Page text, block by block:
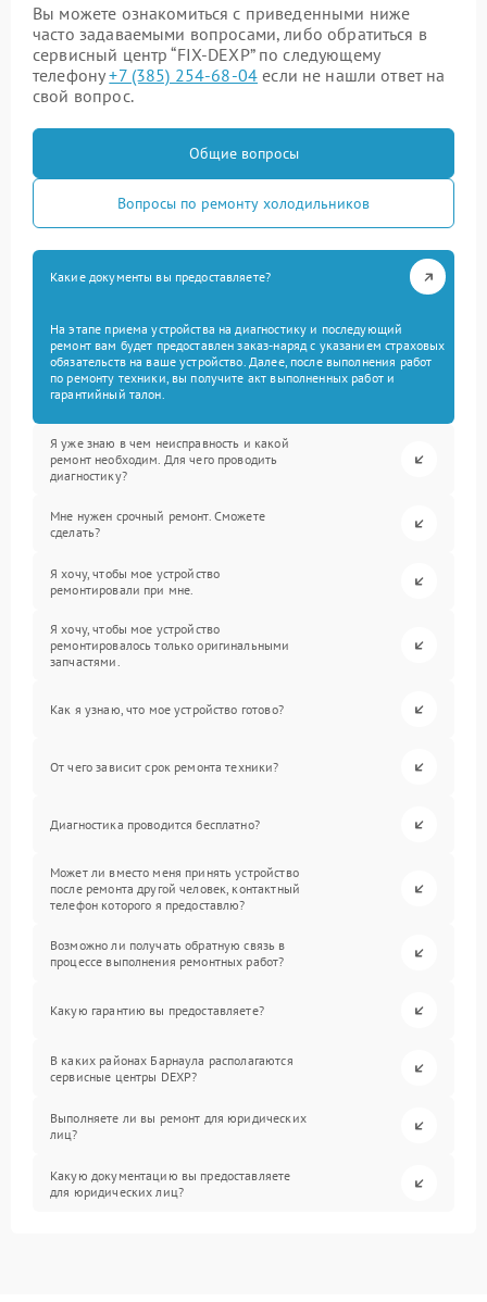
Вы можете ознакомиться с приведенными ниже
часто задаваемыми вопросами, либо обратиться в
сервисный центр “FIX-DEXP” по следующему
телефону+7 (385) 254-68-04 если не нашли ответ на
свой вопрос.
Общие вопросы
Вопросы по ремонту холодильников
Какие документы вы предоставляете?
На этапе приема устройства на диагностику и последующий
ремонт вам будет предоставлен заказ-наряд с указанием страховых
обязательств на ваше устройство. Далее, после выполнения работ
по ремонту техники, вы получите акт выполненных работ и
гарантийный талон.
Я уже знаю в чем неисправность и какой
ремонт необходим. Для чего проводить
диагностику?
Мне нужен срочный ремонт. Сможете
сделать?
Я хочу, чтобы мое устройство
ремонтировали при мне.
Я хочу, чтобы мое устройство
ремонтировалось только оригинальными
запчастями.
Как я узнаю, что мое устройство готово?
От чего зависит срок ремонта техники?
Диагностика проводится бесплатно?
Может ли вместо меня принять устройство
после ремонта другой человек, контактный
телефон которого я предоставлю?
Возможно ли получать обратную связь в
процессе выполнения ремонтных работ?
Какую гарантию вы предоставляете?
В каких районах Барнаула располагаются
сервисные центры DEXP?
Выполняете ли вы ремонт для юридических
лиц?
Какую документацию вы предоставляете
для юридических лиц?